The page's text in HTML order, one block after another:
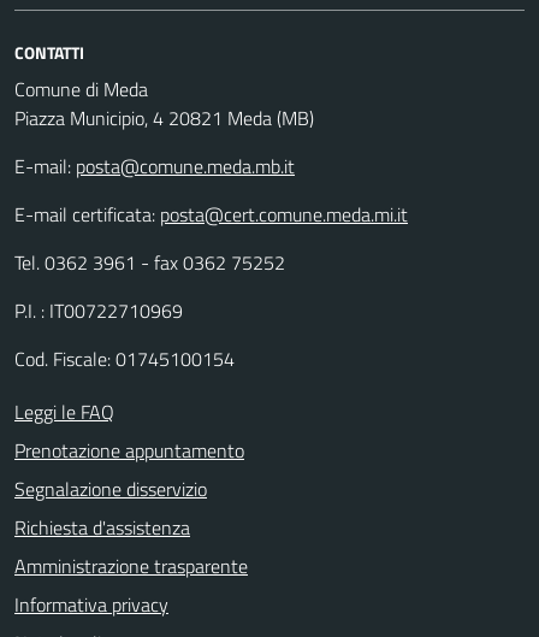
CONTATTI
Comune di Meda
Piazza Municipio, 4 20821 Meda (MB)
E-mail: posta@comune.meda.mb.it
E-mail certificata: posta@cert.comune.meda.mi.it
Tel. 0362 3961 - fax 0362 75252
P.I. : IT00722710969
Cod. Fiscale: 01745100154
Leggi le FAQ
Prenotazione appuntamento
Segnalazione disservizio
Richiesta d'assistenza
Amministrazione trasparente
Informativa privacy